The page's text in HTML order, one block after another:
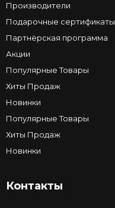
Производители
Подарочные сертификаты
Партнёрская программа
Акции
Популярные Товары
Хиты Продаж
Новинки
Популярные Товары
Хиты Продаж
Новинки
Контакты